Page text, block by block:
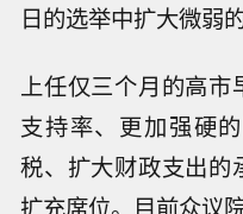
日的选举中扩大微弱
上任仅三个月的高市
支持率、更加强硬
税、扩大财政支出的
扩充席位。目前众议